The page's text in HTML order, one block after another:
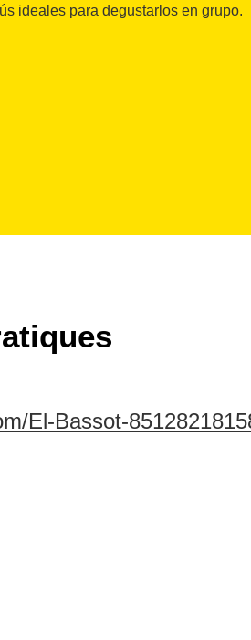
ideales para degustarlos en grupo.
El-Bassot-